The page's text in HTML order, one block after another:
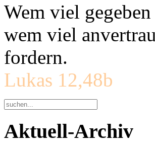
Wem viel
wem viel
fordern.
Lukas 12,48b
Aktuell-Archiv